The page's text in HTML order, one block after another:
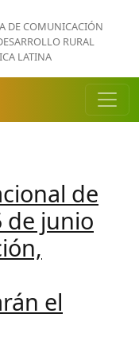
DE COMUNICACIÓN
RURAL
LATINA
de
de junio
el